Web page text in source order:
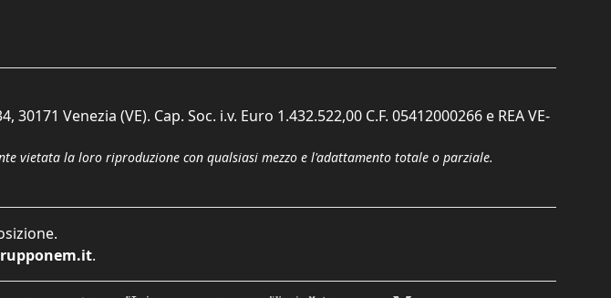
Venezia (VE). Cap. Soc. i.v. Euro 1.432.522,00 C.F. 05412000266 e REA VE-
vietata la loro riproduzione con qualsiasi mezzo e l'adattamento totale o parziale.
.